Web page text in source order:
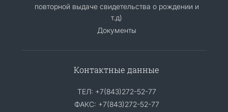
повторной выдаче свидетельства о рождении и
т.д)
Документы
Контактные данные
ТЕЛ: +7(843)272-52-77
ФАКС: +7(843)272-52-77